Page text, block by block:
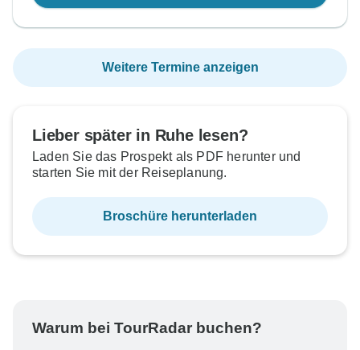
Weitere Termine anzeigen
Lieber später in Ruhe lesen?
Laden Sie das Prospekt als PDF herunter und
starten Sie mit der Reiseplanung.
Broschüre herunterladen
Warum bei TourRadar buchen?